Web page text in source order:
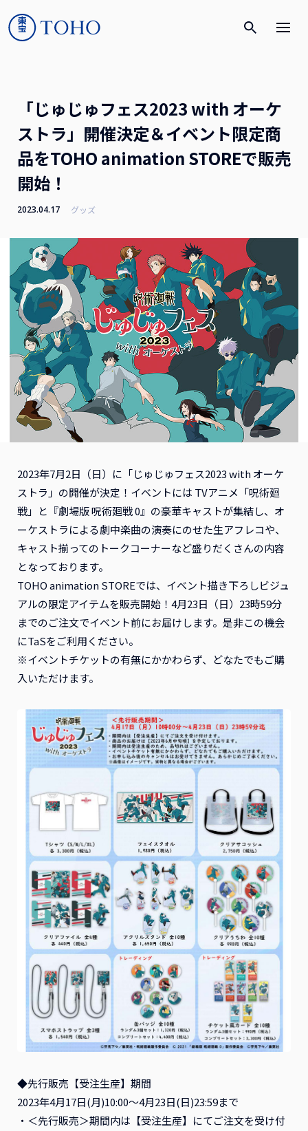
「じゅじゅフェス2023 with オーケ
ストラ」開催決定＆イベント限定商
品をTOHO animation STOREで販売
開始！
2023.04.17 グッズ
2023年7月2日（日）に「じゅじゅフェス2023 with オーケ
ストラ」の開催が決定！イベントには TVアニメ「呪術廻
戦」と『劇場版 呪術廻戦 0』の豪華キャストが集結し、オ
ーケストラによる劇中楽曲の演奏にのせた生アフレコや、
キャスト揃ってのトークコーナーなど盛りだくさんの内容
となっております。
TOHO animation STOREでは、イベント描き下ろしビジュ
アルの限定アイテムを販売開始！4月23日（日）23時59分
までのご注文でイベント前にお届けします。是非この機会
にTaSをご利用ください。
※イベントチケットの有無にかかわらず、どなたでもご購
入いただけます。
◆先行販売【受注生産】期間
2023年4月17日(月)10:00～4月23日(日)23:59まで
・＜先行販売＞期間内は【受注生産】にてご注文を受け付